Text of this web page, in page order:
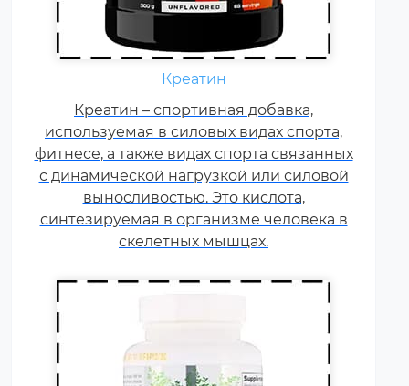
Креатин
Креатин – спортивная добавка,
используемая в силовых видах спорта,
фитнесе, а также видах спорта связанных
с динамической нагрузкой или силовой
выносливостью. Это кислота,
синтезируемая в организме человека в
скелетных мышцах.
Ежедневно каждому
витамины группы В, карнитин –
витамин Т, витамины С, D, E, F.
Постоянные тренировки,
физические и психологические
нагрузки, соревнования
увеличивают суточную норму
витаминов и минералов в 1,5-2